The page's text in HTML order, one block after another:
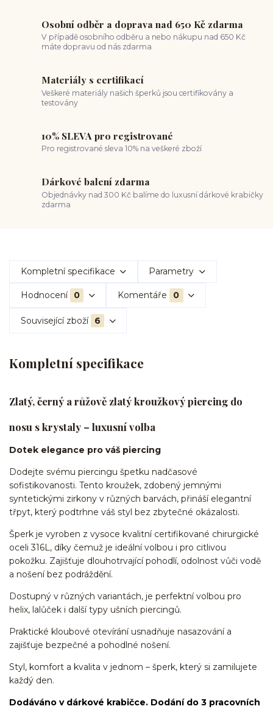
Osobní odběr a doprava nad 650 Kč zdarma
V případě osobního odběru a nebo nákupu nad 650 Kč
máte dopravu od nás zdarma
Materiály s certifikací
Veškeré materiály našich šperků jsou certifikovány a
testovány
10% SLEVA pro registrované
Pro registrované sleva 10% na veškeré zboží
Dárkové balení zdarma
Objednávky nad 300 Kč balíme do luxusní dárkové krabičky
zdarma
Kompletní specifikace Parametry
Hodnocení 0 Komentáře 0
Související zboží 6
Kompletní specifikace
Zlatý, černý a růžově zlatý kroužkový piercing do
nosu s krystaly – luxusní volba
Dotek elegance pro váš piercing
Dodejte svému piercingu špetku nadčasové
sofistikovanosti. Tento kroužek, zdobený jemnými
syntetickými zirkony v různých barvách, přináší elegantní
třpyt, který podtrhne váš styl bez zbytečné okázalosti.
Šperk je vyroben z vysoce kvalitní certifikované chirurgické
oceli 316L, díky čemuž je ideální volbou i pro citlivou
pokožku. Zajišťuje dlouhotrvající pohodlí, odolnost vůči vodě
a nošení bez podráždění.
Dostupný v různých variantách, je perfektní volbou pro
helix, lalůček i další typy ušních piercingů.
Praktické kloubové otevírání usnadňuje nasazování a
zajišťuje bezpečné a pohodlné nošení.
Styl, komfort a kvalita v jednom – šperk, který si zamilujete
každý den.
Dodáváno v dárkové krabičce. Dodání do 3 pracovních